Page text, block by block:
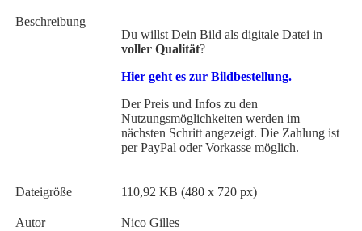
Beschreibung
Du willst Dein Bild als digitale Datei in
voller Qualität?
Hier geht es zur Bildbestellung.
Der Preis und Infos zu den
Nutzungsmöglichkeiten werden im
nächsten Schritt angezeigt. Die Zahlung ist
per PayPal oder Vorkasse möglich.
Dateigröße 110,92 KB (480 x 720 px)
Autor Nico Gilles